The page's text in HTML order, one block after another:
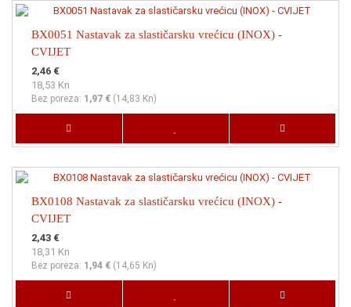
BX0051 Nastavak za slastičarsku vrećicu (INOX) -
CVIJET
2,46 €
18,53 Kn
Bez poreza: 1,97 € (14,83 Kn)
BX0108 Nastavak za slastičarsku vrećicu (INOX) -
CVIJET
2,43 €
18,31 Kn
Bez poreza: 1,94 € (14,65 Kn)